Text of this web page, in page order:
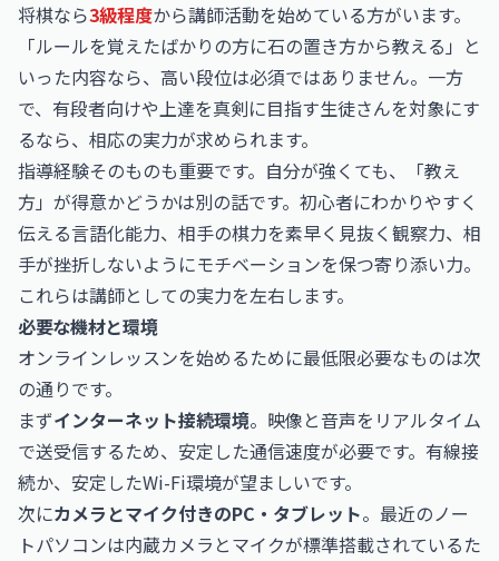
将棋なら3級程度から講師活動を始めている方がいます。
「ルールを覚えたばかりの方に石の置き方から教える」と
いった内容なら、高い段位は必須ではありません。一方
で、有段者向けや上達を真剣に目指す生徒さんを対象にす
るなら、相応の実力が求められます。
指導経験そのものも重要です。自分が強くても、「教え
方」が得意かどうかは別の話です。初心者にわかりやすく
伝える言語化能力、相手の棋力を素早く見抜く観察力、相
手が挫折しないようにモチベーションを保つ寄り添い力。
これらは講師としての実力を左右します。
必要な機材と環境
オンラインレッスンを始めるために最低限必要なものは次
の通りです。
まずインターネット接続環境。映像と音声をリアルタイム
で送受信するため、安定した通信速度が必要です。有線接
続か、安定したWi-Fi環境が望ましいです。
次にカメラとマイク付きのPC・タブレット。最近のノー
トパソコンは内蔵カメラとマイクが標準搭載されているた